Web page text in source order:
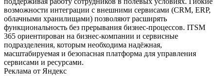
возможности интеграции с внешними сервисами (CRM, ERP,
облачными хранилищами) позволяют расширять
функциональность без прерывания бизнес‑процессов. ITSM
365 ориентирован на бизнес‑компании и сервисные
подразделения, которым необходима надёжная,
масштабируемая и безопасная платформа для управления
сервисами и ресурсами.
Реклама от Яндекс